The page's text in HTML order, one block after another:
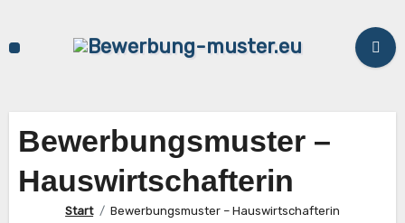
Bewerbungsmuster –
Hauswirtschafterin
Start Bewerbungsmuster – Hauswirtschafterin